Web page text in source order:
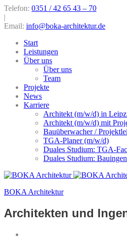
Telefon: 0351 / 42 65 43 – 70
|
Email: info@boka-architektur.de
Start
Leistungen
Über uns
Über uns
Team
Projekte
News
Karriere
Architekt (m/w/d) in
Architekt (m/w/d) mit
Bauüberwacher /
TGA-Planer (m/w/d)
Duales Studium: TGA-
Duales Studium:
BOKA Architektur
Architekten und